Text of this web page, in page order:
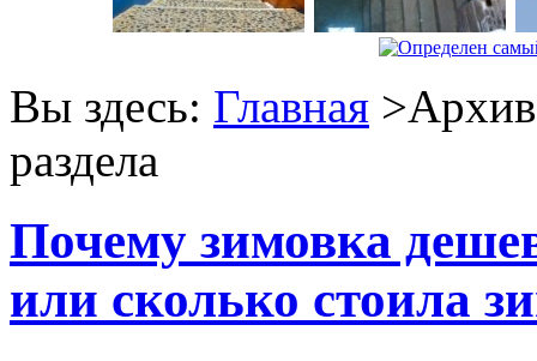
Вы здесь: Главная >Архив
раздела
Почему зимовка
или сколько стоила